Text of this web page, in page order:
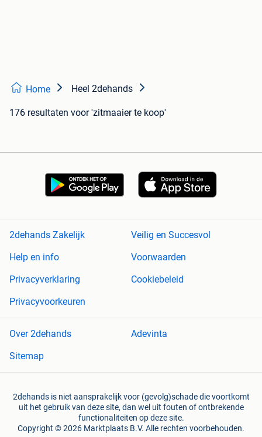
Home Heel 2dehands
176 resultaten voor 'zitmaaier te koop'
2dehands Zakelijk
Veilig en Succesvol
Help en info
Voorwaarden
Privacyverklaring
Cookiebeleid
Privacyvoorkeuren
Over 2dehands
Adevinta
Sitemap
2dehands is niet aansprakelijk voor (gevolg)schade die voortkomt
uit het gebruik van deze site, dan wel uit fouten of ontbrekende
functionaliteiten op deze site.
Copyright © 2026 Marktplaats B.V. Alle rechten voorbehouden.